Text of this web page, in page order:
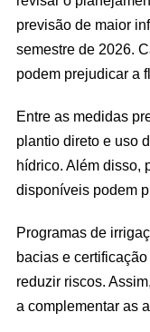
previsão de maior
semestre de 2026.
podem prejudicar a
Entre as medidas
plantio direto e uso
hídrico. Além disso,
disponíveis podem
Programas de
bacias e
reduzir riscos.
a complementar as